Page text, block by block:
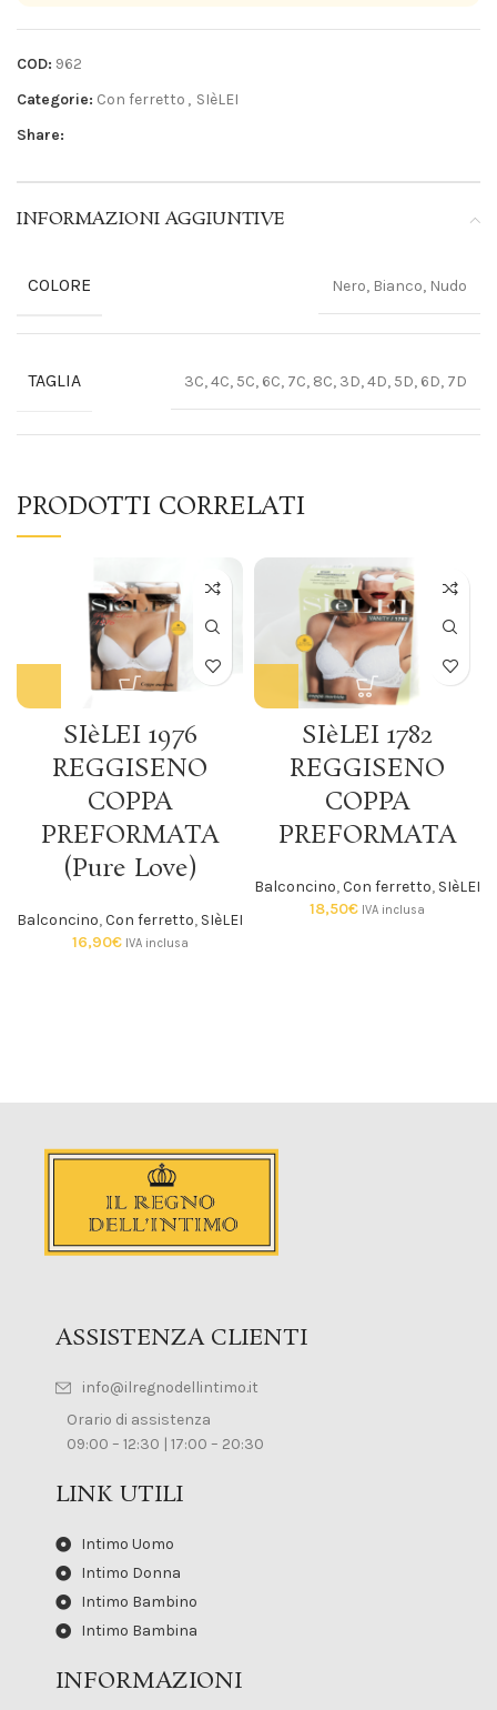
COD: 962
Categorie: Con ferretto , SIèLEI
Share:
INFORMAZIONI AGGIUNTIVE
COLORE Nero, Bianco, Nudo
TAGLIA 3C, 4C, 5C, 6C, 7C, 8C, 3D, 4D, 5D, 6D, 7D
PRODOTTI CORRELATI
SIèLEI 1976
REGGISENO
COPPA
PREFORMATA
(Pure Love)
Balconcino,Con ferretto, SIèLEI
16,90€ IVA inclusa
SIèLEI 1782
REGGISENO
COPPA
PREFORMATA
Balconcino,Con ferretto, SIèLEI
18,50€ IVA inclusa
ASSISTENZA CLIENTI
info@ilregnodellintimo.it
Orario di assistenza
09:00 – 12:30 | 17:00 – 20:30
LINK UTILI
Intimo Uomo
Intimo Donna
Intimo Bambino
Intimo Bambina
INFORMAZIONI